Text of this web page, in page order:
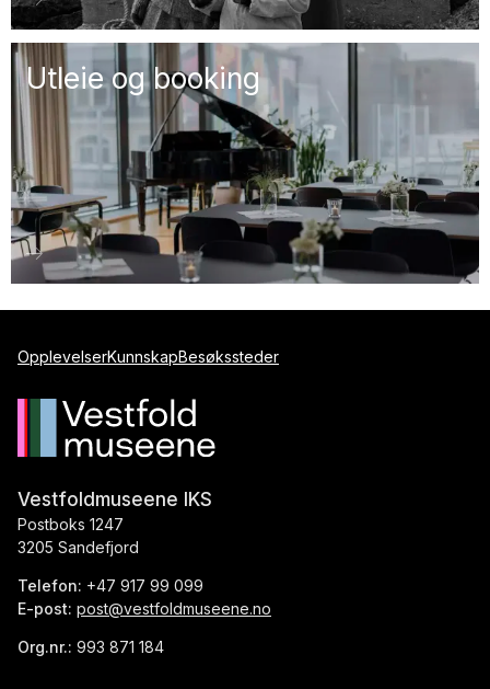
Utleie og booking
OpplevelserKunnskapBesøkssteder
Vestfoldmuseene IKS
Postboks 1247
3205 Sandefjord
Telefon: +47 917 99 099
E-post: post@vestfoldmuseene.no
Org.nr.: 993 871 184